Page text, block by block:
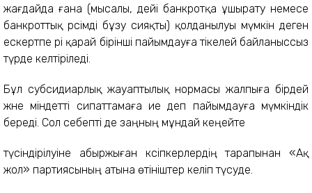
жағдайда ғана (мысалы, әдейі банкротқа ұшырату немесе
банкроттық рәсімді бұзу сияқты) қолданылуы мүмкін деген
ескертпе әрі қарай бірінші пайымдауға тікелей байланыссыз
түрде келтіріледі.
Бұл субсидиарлық жауаптылық нормасы жалпыға бірдей
және міндетті сипаттамаға ие деп пайымдауға мүмкіндік
береді. Сол себепті де заңның мұндай кеңейте
түсіндірілуіне абыржыған кәсіпкерлердің тарапынан «Ақ
жол» партиясының атына өтініштер келіп түсуде.